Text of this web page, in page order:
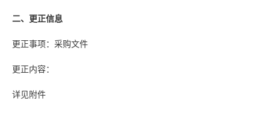
二、更正信息
更正事项：采购文件
更正内容：
详见附件